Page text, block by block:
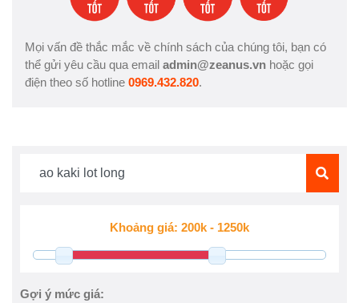
Mọi vấn đề thắc mắc về chính sách của chúng tôi, bạn có
thể gửi yêu cầu qua email admin@zeanus.vn hoặc gọi
điện theo số hotline 0969.432.820.
Gợi ý mức giá: